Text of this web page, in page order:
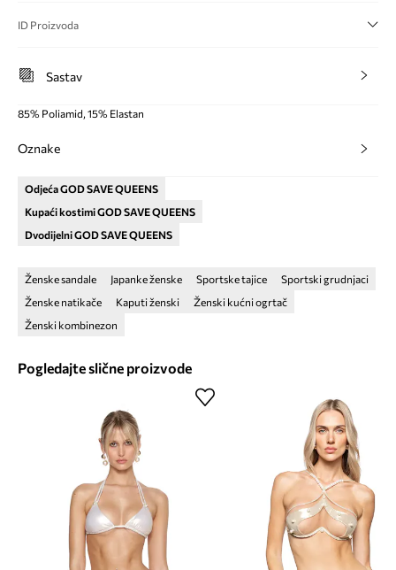
ID Proizvoda
Sastav
85% Poliamid, 15% Elastan
Oznake
Odjeća GOD SAVE QUEENS
Kupaći kostimi GOD SAVE QUEENS
Dvodijelni GOD SAVE QUEENS
Ženske sandale Japanke ženske Sportske tajice
Sportski grudnjaci
Ženske natikače
Kaputi ženski
Ženski kućni ogrtač
Ženski kombinezon
Pogledajte slične proizvode